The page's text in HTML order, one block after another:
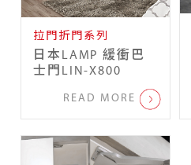
拉門折門系列
日本LAMP 緩衝巴
士門LIN-X800
READ MORE